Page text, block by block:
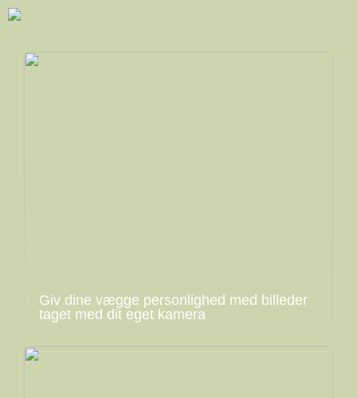
Giv dine vægge personlighed med billeder
taget med dit eget kamera